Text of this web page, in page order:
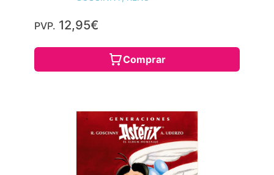
PVP. 12,95€
Comprar